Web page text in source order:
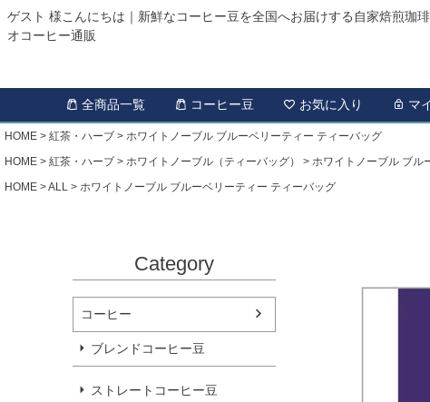
ゲスト 様こんにちは｜新鮮なコーヒー豆を全国へお届けする自家焙煎珈
オコーヒー通販
全商品一覧 コーヒー豆 お気に入り マ
HOME 紅茶・ハーブ
ホワイトノーブル ブルーベリーティー ティーバッグ
HOME
紅茶・ハーブ ホワイトノーブル（ティーバッグ）
ホワイトノーブル ブル
HOME
ALL ホワイトノーブル ブルーベリーティー ティーバッグ
Category
コーヒー
ブレンドコーヒー豆
ストレートコーヒー豆